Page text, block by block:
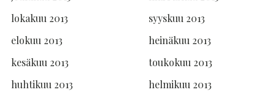
lokakuu 2013
syyskuu 2013
elokuu 2013
heinäkuu 2013
kesäkuu 2013
toukokuu 2013
huhtikuu 2013
helmikuu 2013